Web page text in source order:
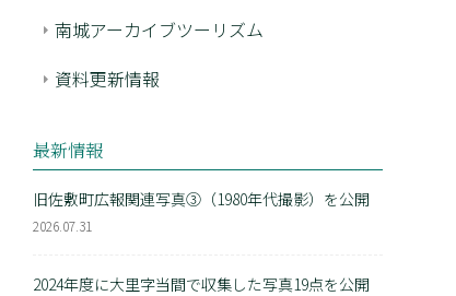
南城アーカイブツーリズム
資料更新情報
最新情報
旧佐敷町広報関連写真③（1980年代撮影）を公開
2026.07.31
2024年度に大里字当間で収集した写真19点を公開